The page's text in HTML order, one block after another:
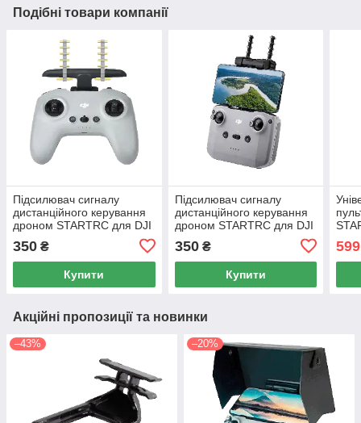
Подібні товари компанії
Підсилювач сигналу
дистанційного керування
дроном STARTRC для DJI
350 ₴
Купити
Підсилювач сигналу
дистанційного керування
дроном STARTRC для DJI
350₴
Купити
599
Акційні пропозиції та новинки
–43% –20%